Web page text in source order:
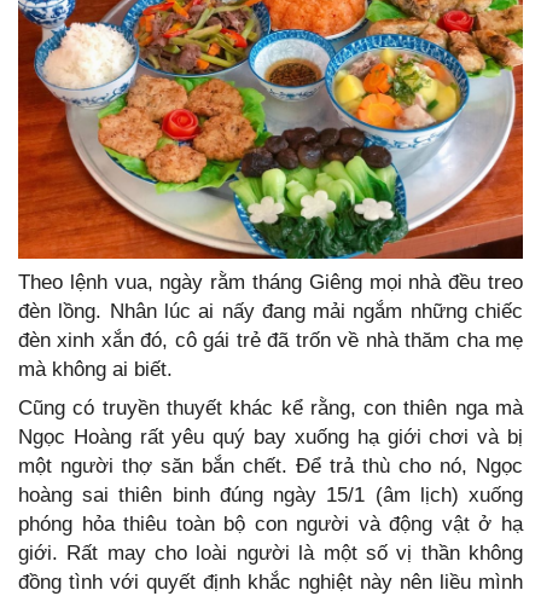
Theo lệnh vua, ngày rằm tháng Giêng mọi nhà đều treo
đèn lồng. Nhân lúc ai nấy đang mải ngắm những chiếc
đèn xinh xắn đó, cô gái trẻ đã trốn về nhà thăm cha mẹ
mà không ai biết.
Cũng có truyền thuyết khác kể rằng, con thiên nga mà
Ngọc Hoàng rất yêu quý bay xuống hạ giới chơi và bị
một người thợ săn bắn chết. Để trả thù cho nó, Ngọc
hoàng sai thiên binh đúng ngày 15/1 (âm lịch) xuống
phóng hỏa thiêu toàn bộ con người và động vật ở hạ
giới. Rất may cho loài người là một số vị thần không
đồng tình với quyết định khắc nghiệt này nên liều mình